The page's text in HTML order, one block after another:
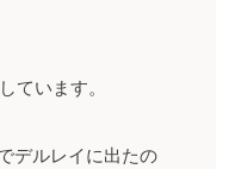
ています。
デルレイに出たの